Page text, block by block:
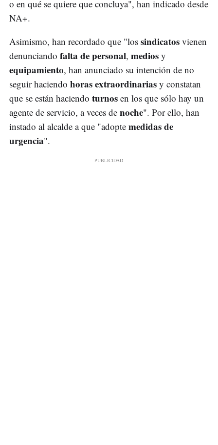
o en qué se quiere que concluya", han indicado desde
NA+.
Asimismo, han recordado que "los sindicatos vienen
denunciando falta de personal, medios y
equipamiento, han anunciado su intención de no
seguir haciendo horas extraordinarias y constatan
que se están haciendo turnos en los que sólo hay un
agente de servicio, a veces de noche". Por ello, han
instado al alcalde a que "adopte medidas de
urgencia".